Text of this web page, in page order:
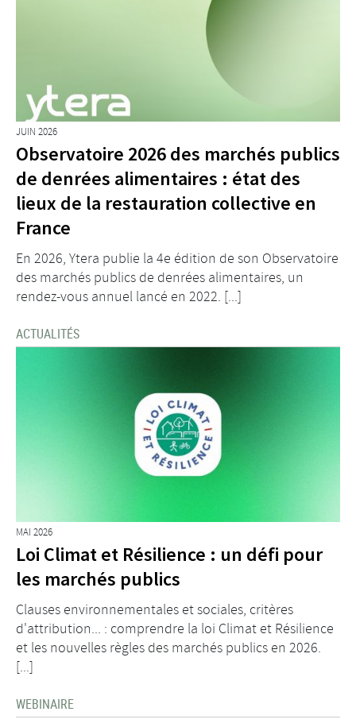
JUIN 2026
Observatoire 2026 des marchés publics
de denrées alimentaires : état des
lieux de la restauration collective en
France
En 2026, Ytera publie la 4e édition de son Observatoire
des marchés publics de denrées alimentaires, un
rendez-vous annuel lancé en 2022. [...]
ACTUALITÉS
MAI 2026
Loi Climat et Résilience : un défi pour
les marchés publics
Clauses environnementales et sociales, critères
d'attribution... : comprendre la loi Climat et Résilience
et les nouvelles règles des marchés publics en 2026.
[...]
WEBINAIRE